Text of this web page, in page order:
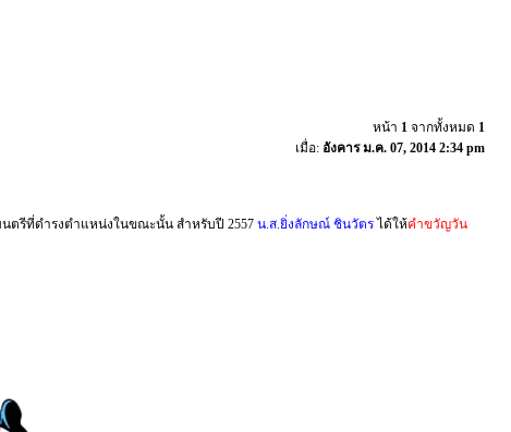
หน้า 1 จากทั้งหมด 1
เมื่อ: อังคาร ม.ค. 07, 2014 2:34 pm
ตรีที่ดำรงตำแหน่งในขณะนั้น สำหรับปี 2557 น.ส.ยิ่งลักษณ์ ชินวัตร ได้ให้คำขวัญวัน